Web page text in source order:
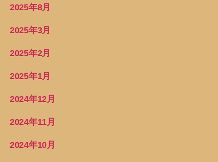
2025年8月
2025年3月
2025年2月
2025年1月
2024年12月
2024年11月
2024年10月